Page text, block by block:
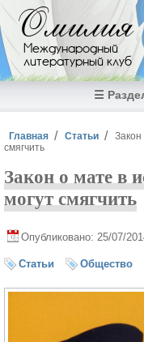
Перейти к основному
Омилия
Международный
литературный клуб
☰
Вы здесь
Главная Статьи
Закон
смягчить
Закон о мате в
могут смягчить
Опубликовано: 25/07/
Статьи Общество